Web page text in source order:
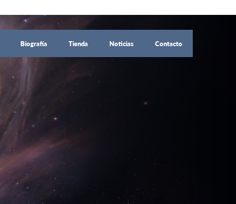
Biografía Tienda Noticias Contacto